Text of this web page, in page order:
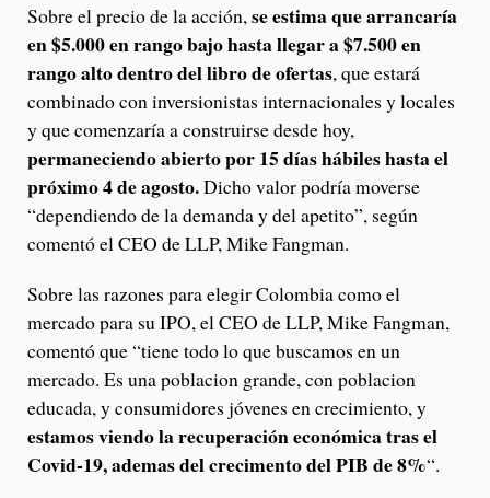
Sobre el precio de la acción,se estima que arrancaría
en $5.000 en rango bajo hasta llegar a $7.500 en
rango alto dentro del libro de ofertas, que estará
combinado con inversionistas internacionales y locales
y que comenzaría a construirse desde hoy,
permaneciendo abierto por 15 días hábiles hasta el
próximo 4 de agosto.Dicho valor podría moverse
“dependiendo de la demanda y del apetito”, según
comentó el CEO de LLP, Mike Fangman.
Sobre las razones para elegir Colombia como el
mercado para su IPO, el CEO de LLP, Mike Fangman,
comentó que “tiene todo lo que buscamos en un
mercado. Es una poblacion grande, con poblacion
educada, y consumidores jóvenes en crecimiento, y
estamos viendo la recuperación económica tras el
Covid-19, ademas del crecimento del PIB de 8%“.